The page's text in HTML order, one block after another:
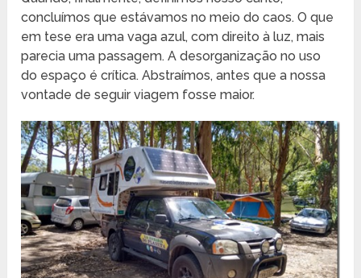
concluímos que estávamos no meio do caos. O que
em tese era uma vaga azul, com direito à luz, mais
parecia uma passagem. A desorganização no uso
do espaço é crítica. Abstraímos, antes que a nossa
vontade de seguir viagem fosse maior.